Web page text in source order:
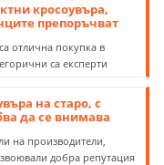
кросоувъра,
препоръчват
отлична покупка в
са експерти
на старо, с
да се внимава
на производители,
добра репутация